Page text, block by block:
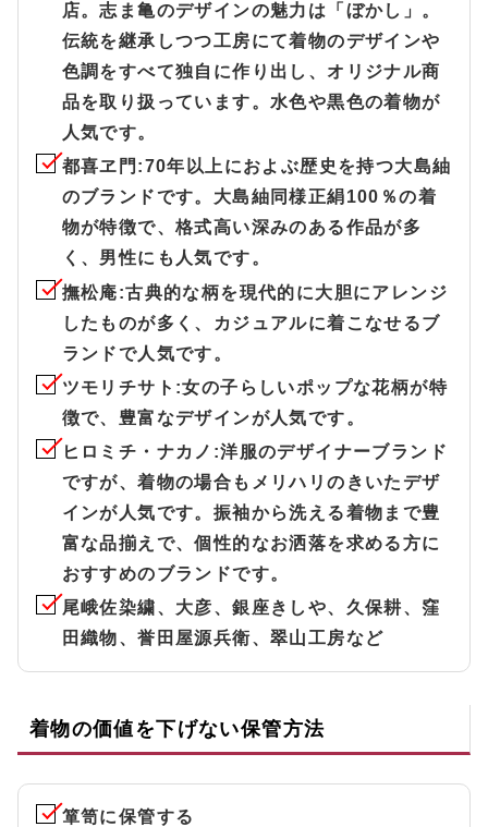
店。志ま亀のデザインの魅力は「ぼかし」。
伝統を継承しつつ工房にて着物のデザインや
色調をすべて独自に作り出し、オリジナル商
品を取り扱っています。水色や黒色の着物が
人気です。
都喜ヱ門 :70年以上におよぶ歴史を持つ大島紬
のブランドです。大島紬同様正絹100％の着
物が特徴で、格式高い深みのある作品が多
く、男性にも人気です。
撫松庵:古典的な柄を現代的に大胆にアレンジ
したものが多く、カジュアルに着こなせるブ
ランドで人気です。
ツモリチサト :女の子らしいポップな花柄が特
徴で、豊富なデザインが人気です。
ヒロミチ・ナカノ :洋服のデザイナーブランド
ですが、着物の場合もメリハリのきいたデザ
インが人気です。振袖から洗える着物まで豊
富な品揃えで、個性的なお洒落を求める方に
おすすめのブランドです。
尾峨佐染繍、大彦、銀座きしや、久保耕、窪
田織物、誉田屋源兵衛、翠山工房など
着物の価値を下げない保管方法
箪笥に保管する